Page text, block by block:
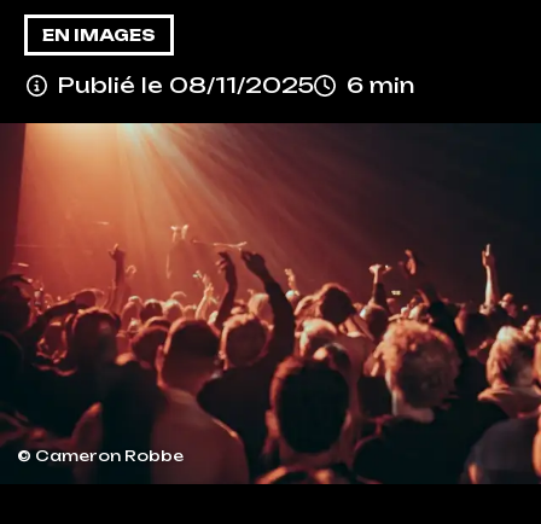
EN IMAGES
Publié le 08/11/2025 6 min
© Cameron Robbe
BILLETTERIE